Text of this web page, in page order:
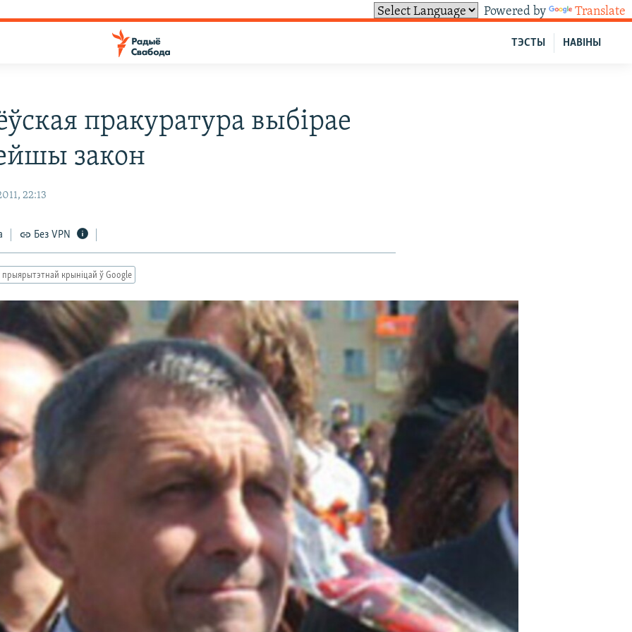
Powered by Translate
НАВІНЫ
ТЭСТЫ
пракуратура выбірае
закон
22:13
Без VPN
прыярытэтнай крыніцай ў Google